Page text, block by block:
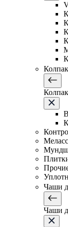
Чаши
Чаши